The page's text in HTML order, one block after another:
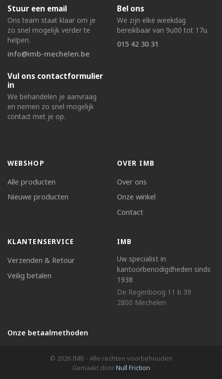
Stuur een email
Ons team staat klaar om je
zo snel mogelijk verder te
helpen.
info@imb-mechelen.be
Bel ons
We zijn elke weekdag
bereikbaar van 9u00 tot 17u.
015 42 30 31
Vul ons contactformulier
in
We behandelen je aanvraag
en nemen zo snel mogelijk
contact met je op.
WEBSHOP
Alle producten
Nieuwe producten
OVER IMB
Over ons
Onze winkel
Contact
KLANTENSERVICE
Verzenden & Retour
Veilig betalen
IMB
Uw specialist in
kantoorbenodigdheden sinds
1938
De Regenboog 11 b 39
2800 Mechelen
Onze betaalmethoden
© 2026 IMB - Alle rechten voorbehouden
Gemaakt doorNull Friction